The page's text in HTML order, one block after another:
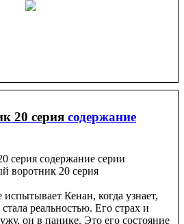
20 серия содержание
воротник 20 серия
Кенан, когда узнает,
реальностью. Его страх и
он в панике. Это его состояние